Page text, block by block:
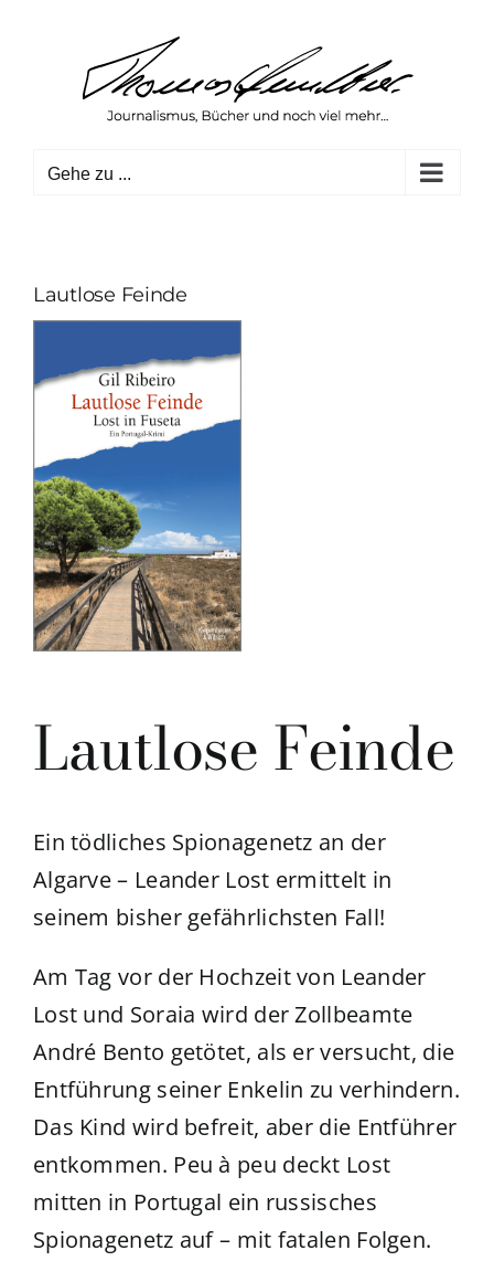
springen
Gehe zu ...
Lautlose Feinde
Lautlose Feinde
Ein tödliches Spionagenetz an der
Algarve – Leander Lost ermittelt in
seinem bisher gefährlichsten Fall!
Am Tag vor der Hochzeit von Leander
Lost und Soraia wird der Zollbeamte
André Bento getötet, als er versucht, die
Entführung seiner Enkelin zu verhindern.
Das Kind wird befreit, aber die Entführer
entkommen. Peu à peu deckt Lost
mitten in Portugal ein russisches
Spionagenetz auf – mit fatalen Folgen.